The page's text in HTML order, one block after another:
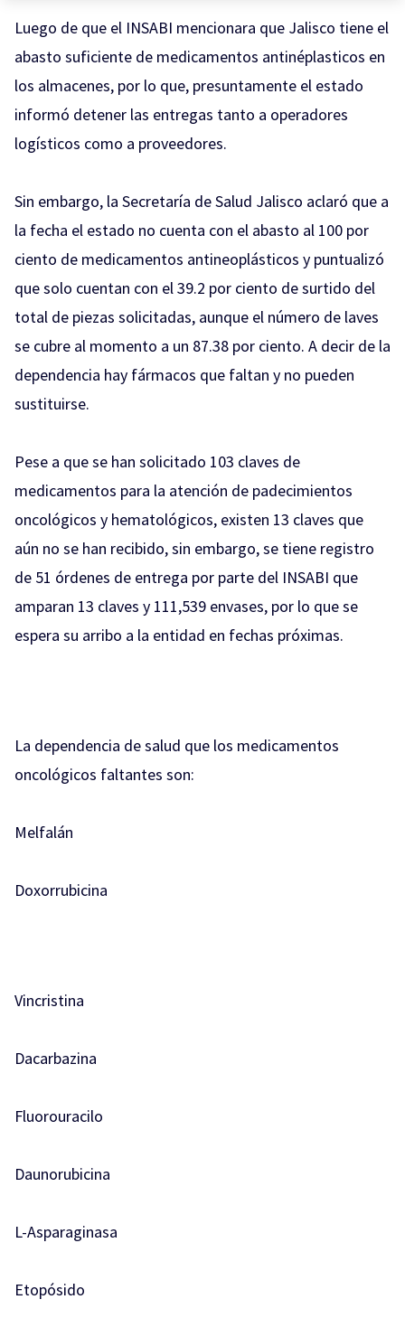
Luego de que el INSABI mencionara que Jalisco tiene el
abasto suficiente de medicamentos antinéplasticos en
los almacenes, por lo que, presuntamente el estado
informó detener las entregas tanto a operadores
logísticos como a proveedores.
Sin embargo, la Secretaría de Salud Jalisco aclaró que a
la fecha el estado no cuenta con el abasto al 100 por
ciento de medicamentos antineoplásticos y puntualizó
que solo cuentan con el 39.2 por ciento de surtido del
total de piezas solicitadas, aunque el número de laves
se cubre al momento a un 87.38 por ciento. A decir de la
dependencia hay fármacos que faltan y no pueden
sustituirse.
Pese a que se han solicitado 103 claves de
medicamentos para la atención de padecimientos
oncológicos y hematológicos, existen 13 claves que
aún no se han recibido, sin embargo, se tiene registro
de 51 órdenes de entrega por parte del INSABI que
amparan 13 claves y 111,539 envases, por lo que se
espera su arribo a la entidad en fechas próximas.
La dependencia de salud que los medicamentos
oncológicos faltantes son:
Melfalán
Doxorrubicina
Vincristina
Dacarbazina
Fluorouracilo
Daunorubicina
L-Asparaginasa
Etopósido